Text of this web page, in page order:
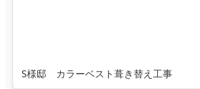
S様邸 カラーベスト葺き替え工事